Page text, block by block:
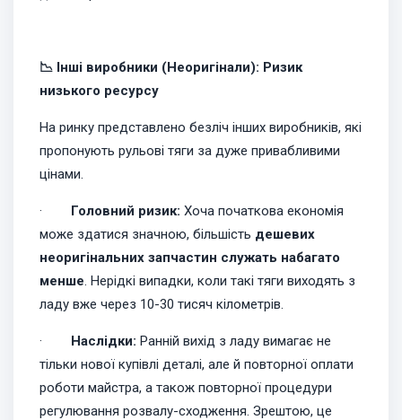
📉 Інші виробники (Неоригінали): Ризик
низького ресурсу
На ринку представлено безліч інших виробників, які
пропонують рульові тяги за дуже привабливими
цінами.
· Головний ризик: Хоча початкова економія
може здатися значною, більшість дешевих
неоригінальних запчастин служать набагато
менше. Нерідкі випадки, коли такі тяги виходять з
ладу вже через 10-30 тисяч кілометрів.
· Наслідки: Ранній вихід з ладу вимагає не
тільки нової купівлі деталі, але й повторної оплати
роботи майстра, а також повторної процедури
регулювання розвалу-сходження. Зрештою, це